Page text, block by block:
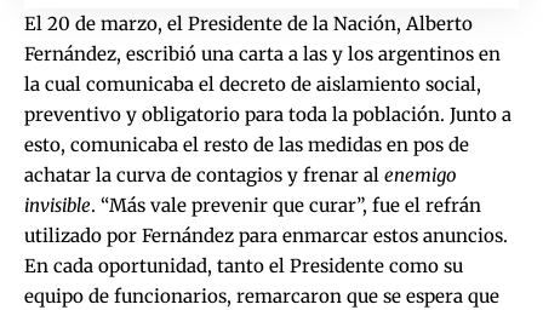
El 20 de marzo, el Presidente de la Nación, Alberto
Fernández, escribió una carta a las y los argentinos en
la cual comunicaba el decreto de aislamiento social,
preventivo y obligatorio para toda la población. Junto a
esto, comunicaba el resto de las medidas en pos de
achatar la curva de contagios y frenar al enemigo
invisible. “Más vale prevenir que curar”, fue el refrán
utilizado por Fernández para enmarcar estos anuncios.
En cada oportunidad, tanto el Presidente como su
equipo de funcionarios, remarcaron que se espera que